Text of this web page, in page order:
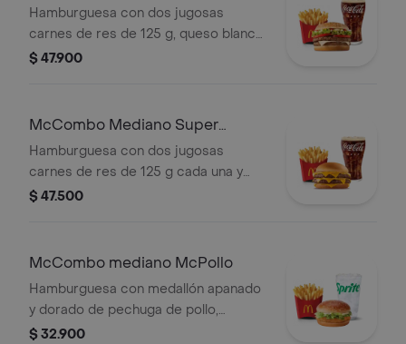
elección.
Doble
Hamburguesa con dos jugosas
carnes de res de 125 g, queso blanco
cremoso, cebolla, tomate fresco,
Acompañada de papas fritas
medianas y bebida mediana a
elección.
$ 47.900
McCombo Mediano Super
Cheddar Lover
Hamburguesa con dos jugosas
carnes de res de 125 g cada una y
cinco quesos cremosos.
elección.
$ 47.500
McCombo mediano McPollo
Hamburguesa con medallón apanado
y dorado de pechuga de pollo,
mayonesa cremosa y lechuga fresca,
$ 32.900